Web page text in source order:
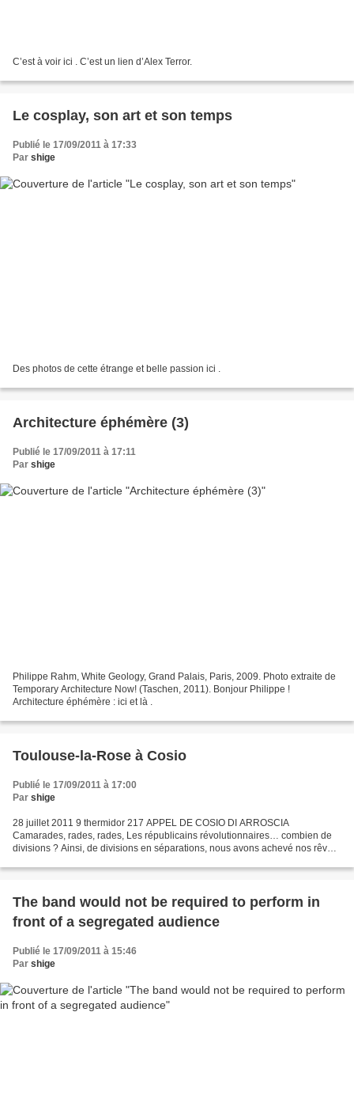
C’est à voir ici . C’est un lien d’Alex Terror.
Le cosplay, son art et son temps
Publié le 17/09/2011 à 17:33
Par shige
Des photos de cette étrange et belle passion ici .
Architecture éphémère (3)
Publié le 17/09/2011 à 17:11
Par shige
Philippe Rahm, White Geology, Grand Palais, Paris, 2009. Photo extraite de
Temporary Architecture Now! (Taschen, 2011). Bonjour Philippe !
Architecture éphémère : ici et là .
Toulouse-la-Rose à Cosio
Publié le 17/09/2011 à 17:00
Par shige
28 juillet 2011 9 thermidor 217 APPEL DE COSIO DI ARROSCIA
Camarades, rades, rades, Les républicains révolutionnaires… combien de
divisions ? Ainsi, de divisions en séparations, nous avons achevé nos rêves.
The band would not be required to perform in
front of a segregated audience
Publié le 17/09/2011 à 15:46
Par shige